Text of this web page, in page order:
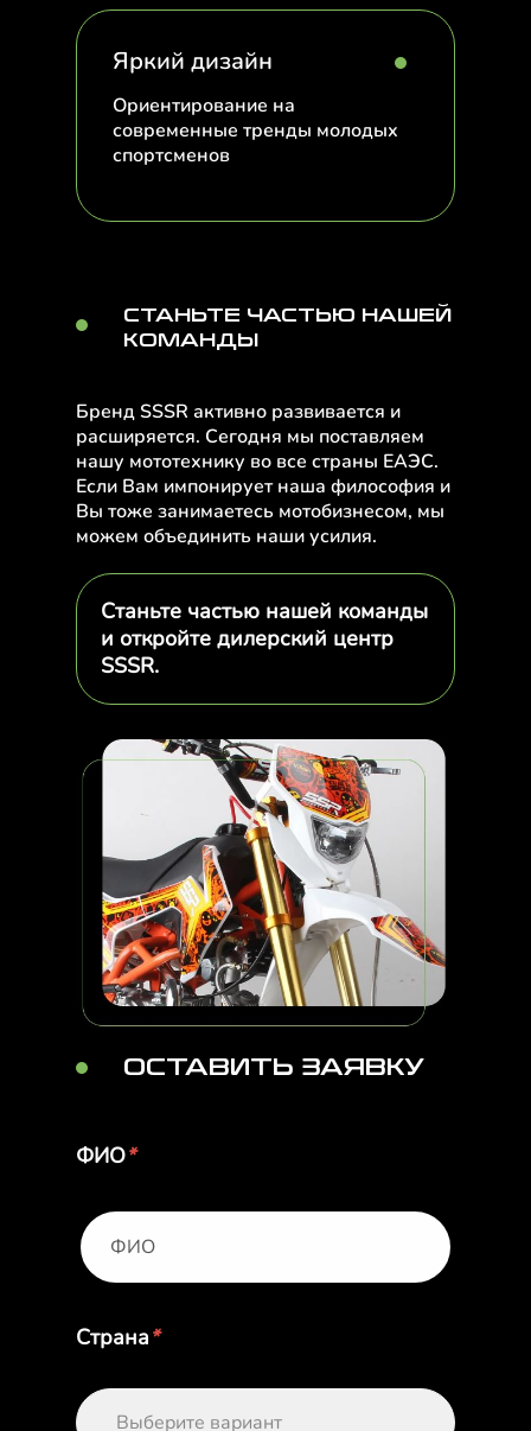
Яркий дизайн
Ориентирование на
современные тренды молодых
спортсменов
СТАНЬТЕ ЧАСТЬЮ НАШЕЙ
КОМАНДЫ
Бренд SSSR активно развивается и
расширяется. Сегодня мы поставляем
нашу мототехнику во все страны ЕАЭС.
Если Вам импонирует наша философия и
Вы тоже занимаетесь мотобизнесом, мы
можем объединить наши усилия.
Станьте частью нашей команды
и откройте дилерский центр
SSSR.
ОСТАВИТЬ ЗАЯВКУ
ФИО*
Страна*
Выберите вариант